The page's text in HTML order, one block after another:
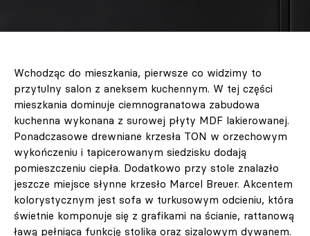
Wchodząc do mieszkania, pierwsze co widzimy to
przytulny salon z aneksem kuchennym. W tej części
mieszkania dominuje ciemnogranatowa zabudowa
kuchenna wykonana z surowej płyty MDF lakierowanej.
Ponadczasowe drewniane krzesła TON w orzechowym
wykończeniu i tapicerowanym siedzisku dodają
pomieszczeniu ciepła. Dodatkowo przy stole znalazło
jeszcze miejsce słynne krzesło Marcel Breuer. Akcentem
kolorystycznym jest sofa w turkusowym odcieniu, która
świetnie komponuje się z grafikami na ścianie, rattanową
ławą pełniąca funkcję stolika oraz sizalowym dywanem.